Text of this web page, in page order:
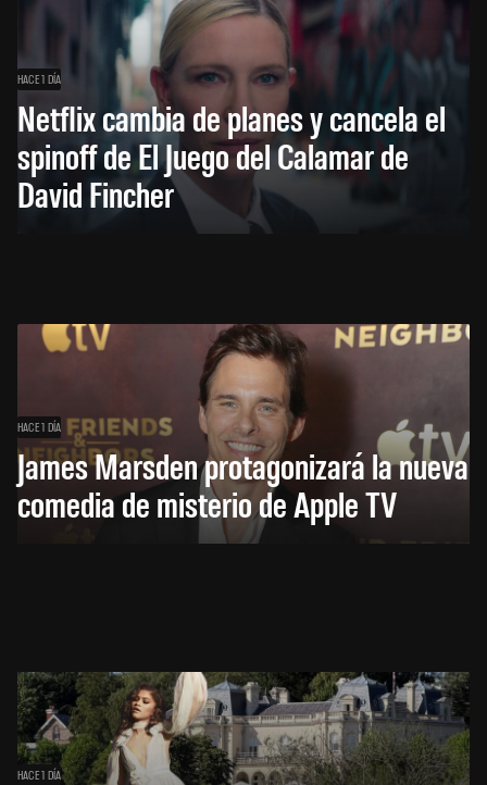
HACE 1 DÍA
Netflix cambia de planes y cancela el
spinoff de El Juego del Calamar de
David Fincher
HACE 1 DÍA
James Marsden protagonizará la nueva
comedia de misterio de Apple TV
HACE 1 DÍA